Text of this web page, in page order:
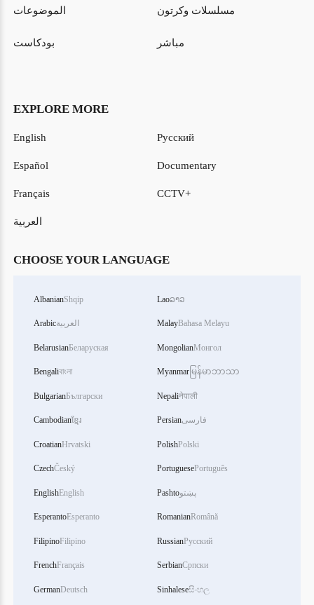
الموضوعات مسلسلات وكرتون
بودكاست مباشر
EXPLORE MORE
English
Español
Français
العربية
Русский
Documentary
CCTV+
CHOOSE YOUR LANGUAGE
AlbanianShqip
Arabicالعربية
BelarusianБеларуская
Bengaliবাংলা
BulgarianБългарски
Cambodianខ្មែរ
CroatianHrvatski
CzechČeský
EnglishEnglish
EsperantoEsperanto
FilipinoFilipino
FrenchFrançais
GermanDeutsch
Laoລາວ
MalayBahasa Melayu
MongolianМонгол
Myanmar မြန်မာဘာသာ
Nepaliनेपाली
Persianفارسی
PolishPolski
PortuguesePortuguês
Pashtoپښتو
RomanianRomână
RussianРусский
SerbianСрпски
Sinhaleseසිංහල